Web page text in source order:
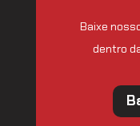
Baixe
dentro